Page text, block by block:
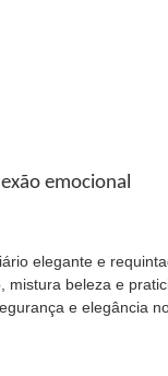
emocional
elegante e
beleza e
e elegância